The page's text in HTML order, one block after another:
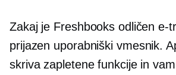
Zakaj je Freshbooks odličene-
prijazen uporabniški vmesnik.
skriva zapletene funkcije in